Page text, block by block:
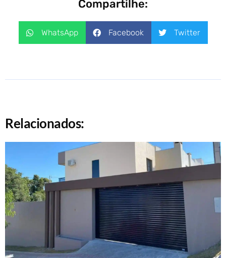
Compartilhe:
WhatsApp Facebook Twitter
Relacionados: